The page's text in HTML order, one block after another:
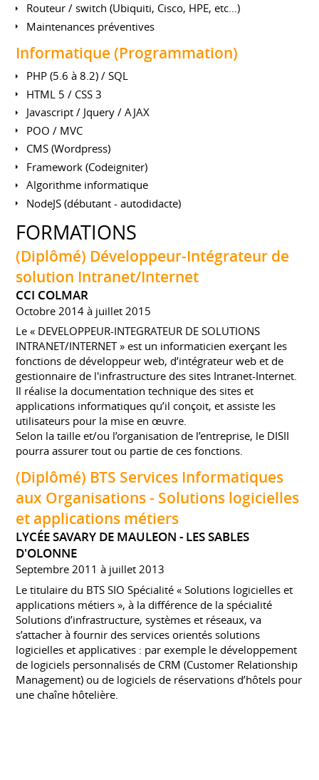
Routeur / switch (Ubiquiti, Cisco, HPE, etc...)
Maintenances préventives
Informatique (Programmation)
PHP (5.6 à 8.2) / SQL
HTML 5 / CSS 3
Javascript / Jquery / AJAX
POO / MVC
CMS (Wordpress)
Framework (Codeigniter)
Algorithme informatique
NodeJS (débutant - autodidacte)
FORMATIONS
(Diplômé) Développeur-Intégrateur de
solution Intranet/Internet
CCI COLMAR
Octobre 2014 à juillet 2015
Le « DEVELOPPEUR-INTEGRATEUR DE SOLUTIONS
INTRANET/INTERNET » est un informaticien exerçant les
fonctions de développeur web, d’intégrateur web et de
gestionnaire de l'infrastructure des sites Intranet-Internet.
Il réalise la documentation technique des sites et
applications informatiques qu’il conçoit, et assiste les
utilisateurs pour la mise en œuvre.
Selon la taille et/ou l’organisation de l’entreprise, le DISII
pourra assurer tout ou partie de ces fonctions.
(Diplômé) BTS Services Informatiques
aux Organisations - Solutions logicielles
et applications métiers
LYCÉE SAVARY DE MAULEON - LES SABLES
D'OLONNE
Septembre 2011 à juillet 2013
Le titulaire du BTS SIO Spécialité « Solutions logicielles et
applications métiers », à la différence de la spécialité
Solutions d’infrastructure, systèmes et réseaux, va
s’attacher à fournir des services orientés solutions
logicielles et applicatives : par exemple le développement
de logiciels personnalisés de CRM (Customer Relationship
Management) ou de logiciels de réservations d’hôtels pour
une chaîne hôtelière.